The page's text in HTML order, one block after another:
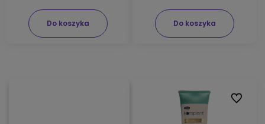
Do koszyka Do koszyka
Do